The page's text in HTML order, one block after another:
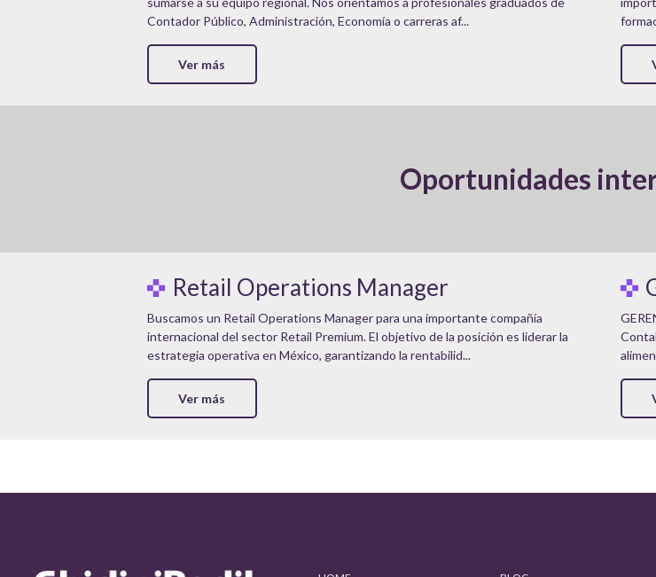
Contador Público, Administración, Economía o carreras af...
Ver más
Oportunidades
Retail Operations Manager
Buscamos un Retail Operations Manager para una importante compañía
internacional del sector Retail Premium. El objetivo de la posición es liderar la
estrategia operativa en México, garantizando la rentabilid...
Ver más